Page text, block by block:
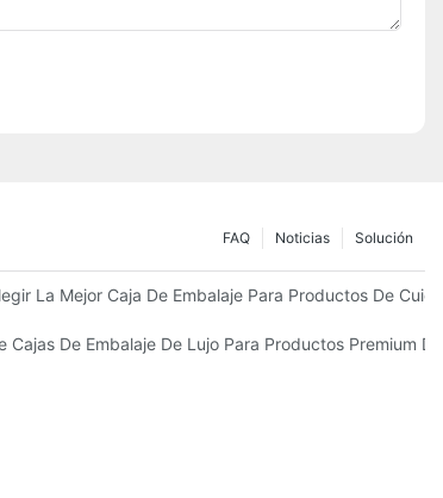
Solución
Noticias
FAQ
La Mejor Caja De Embalaje Para Productos De
Que Fomentan La Fidelidad A La Marca
Cajas De Embalaje De Lujo Para Productos Premium